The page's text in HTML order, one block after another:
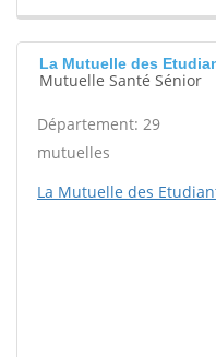
La Mutuelle des
Mutuelle Santé Sénior
Département: 29
mutuelles
La Mutuelle des